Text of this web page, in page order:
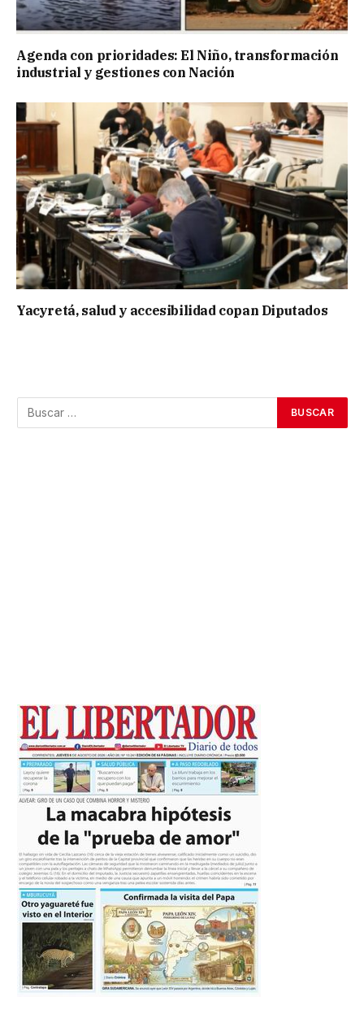
Agenda con prioridades: El Niño, transformación
industrial y gestiones con Nación
Yacyretá, salud y accesibilidad copan Diputados